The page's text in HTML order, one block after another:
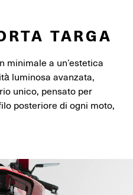
TARGA
minimale a un’estetica
luminosa avanzata,
unico, pensato per
posteriore di ogni moto,